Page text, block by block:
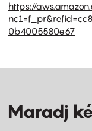
https://
0b4005580e67
Maradj